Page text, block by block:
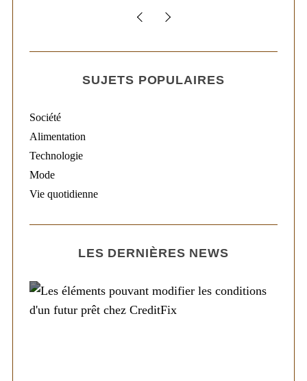
SUJETS POPULAIRES
Société
Alimentation
Technologie
Mode
Vie quotidienne
LES DERNIÈRES NEWS